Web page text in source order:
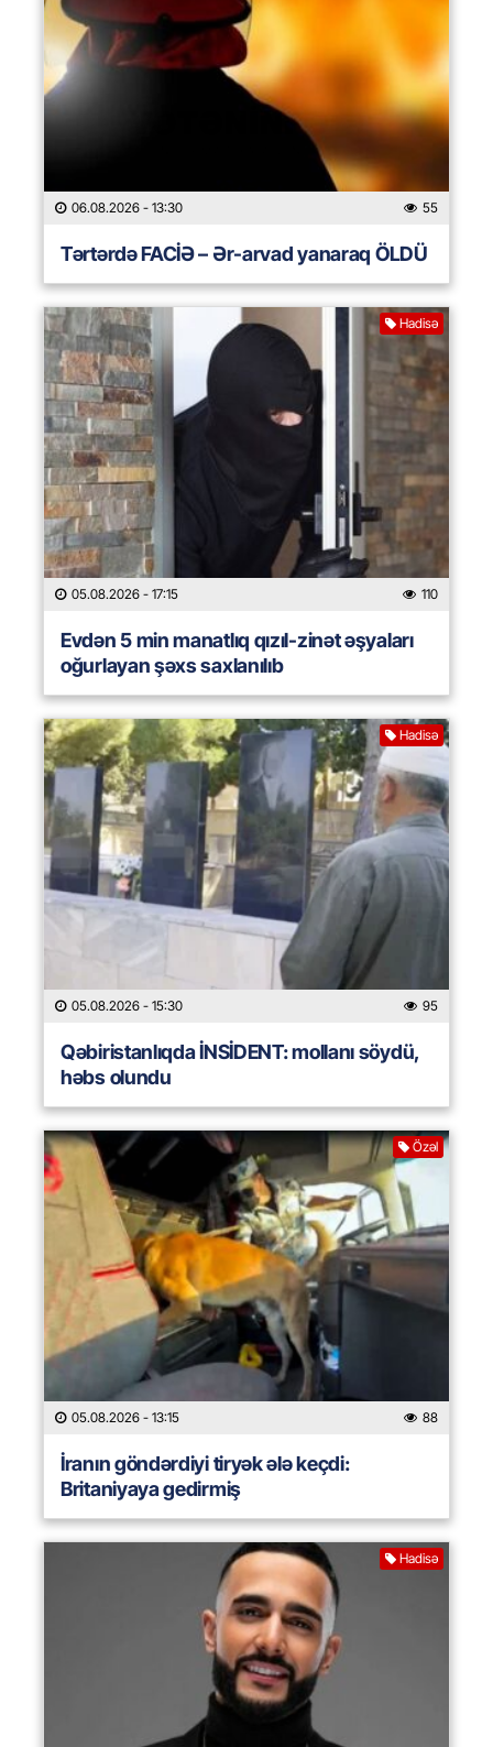
06.08.2026 - 13:30 55
Tərtərdə FACİƏ – Ər-arvad yanaraq ÖLDÜ
Hadisə
05.08.2026 - 17:15 110
Evdən 5 min manatlıq qızıl-zinət əşyaları
oğurlayan şəxs saxlanılıb
Hadisə
05.08.2026 - 15:30 95
Qəbiristanlıqda İNSİDENT: mollanı söydü,
həbs olundu
Özəl
05.08.2026 - 13:15 88
İranın göndərdiyi tiryək ələ keçdi:
Britaniyaya gedirmiş
Hadisə